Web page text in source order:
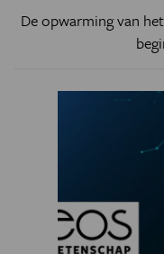
De opwarming van